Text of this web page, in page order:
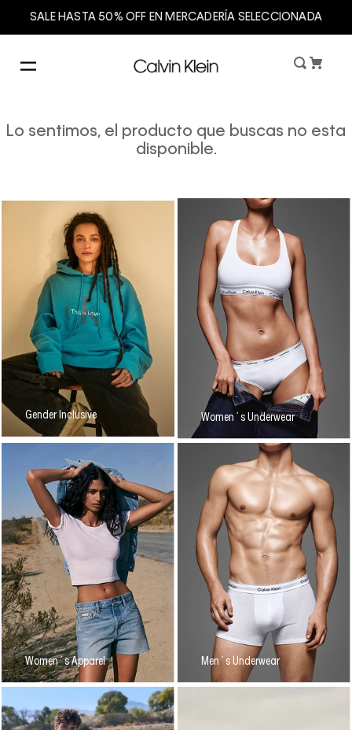
SALE HASTA 50% OFF EN MERCADERÍA SELECCIONADA
Lo sentimos, el producto que buscas no esta
disponible.
Gender Inclusive Women´s Underwear
Women´s Apparel Men´s Underwear